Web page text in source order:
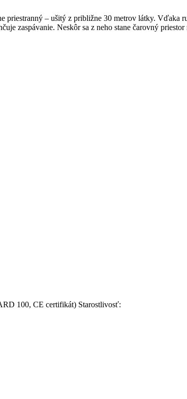
– ušitý z približne 30 metrov látky. Vďaka
zaspávanie. Neskôr sa z neho stane čarovný
100, CE certifikát) Starostlivosť: